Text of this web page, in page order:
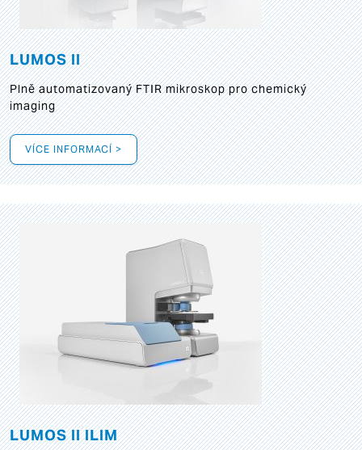
LUMOS II
Plně automatizovaný FTIR mikroskop pro chemický
imaging
VÍCE INFORMACÍ >
LUMOS II ILIM